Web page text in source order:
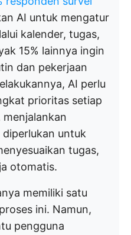
AI untuk mengatur
kalender, tugas,
15% lainnya ingin
dan pekerjaan
AI perlu
prioritas setiap
untuk
tugas,
otomatis.
memiliki satu
ini. Namun,
pengguna